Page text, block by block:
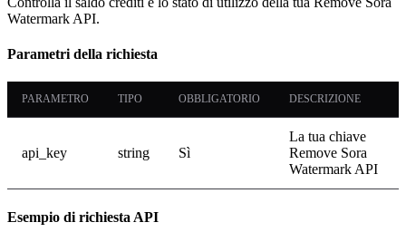
Watermark API.
Parametri della richiesta
PARAMETRO TIPO OBBLIGATORIO DESCRIZIONE
api_key string Sì
La tua chiave
Remove Sora
Watermark API
Esempio di richiesta API